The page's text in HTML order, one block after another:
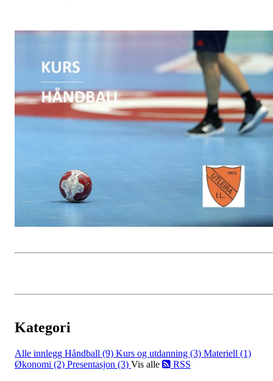
Kategori
Alle innlegg Håndball (9) Kurs og utdanning (3) Materiell (1)
Økonomi (2) Presentasjon (3) Vis alle RSS